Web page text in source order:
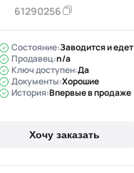
61290256
Состояние:Заводится и едет
Продавец:n/a
Ключ доступен:Да
Документы:Хорошие
История:Впервые в продаже
Хочу заказать